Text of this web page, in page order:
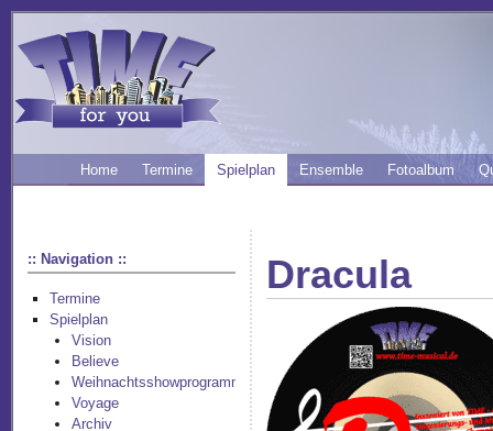
Home Termine Spielplan Ensemble Fotoalbum
:: Navigation ::
Termine
Spielplan
Vision
Believe
Weihnachtsshowprogramm
Voyage
Archiv
Dracula